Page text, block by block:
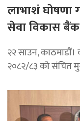
लाभाशं घोषणा
सेवा विकास
२२ साउन,
२०८२/८३ को संचित